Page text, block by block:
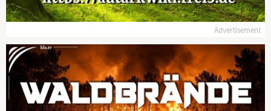
verschweigen sollten ... wenig Gehörtes vom Volk, für das Volk
...
Tägliche News ab 19:45 Uhr aufwww.kla.tvund ein wenig
später auch hier auf YouTube.
Dranbleiben lohnt sich!
Advertisement